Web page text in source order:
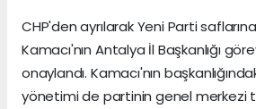
CHP'den ayrılarak Yeni Parti
Kamacı'nın Antalya İl Başkanlığı
onaylandı. Kamacı'nın
yönetimi de partinin genel merkezi